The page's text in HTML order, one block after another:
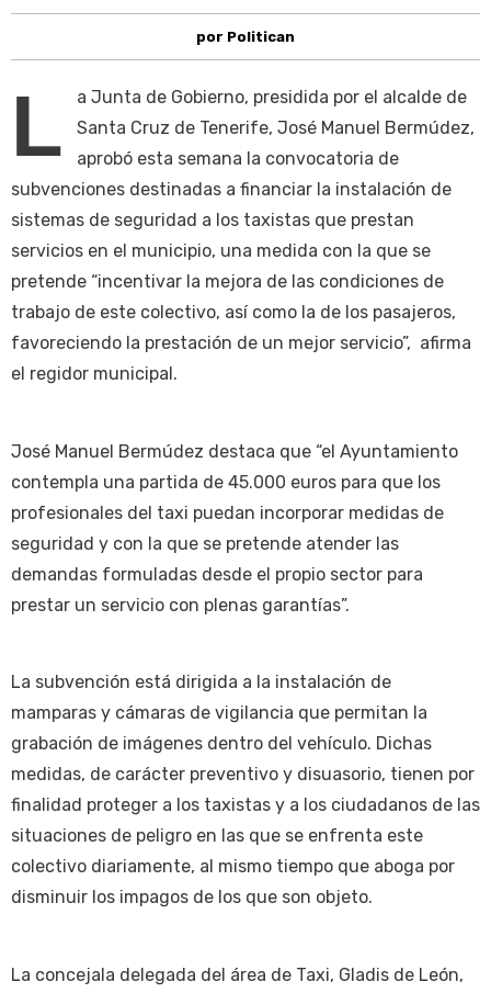
por Politican
L
a Junta de Gobierno, presidida por el alcalde de
Santa Cruz de Tenerife, José Manuel Bermúdez,
aprobó esta semana la convocatoria de
subvenciones destinadas a financiar la instalación de
sistemas de seguridad a los taxistas que prestan
servicios en el municipio, una medida con la que se
pretende “incentivar la mejora de las condiciones de
trabajo de este colectivo, así como la de los pasajeros,
favoreciendo la prestación de un mejor servicio”, afirma
el regidor municipal.
José Manuel Bermúdez destaca que “el Ayuntamiento
contempla una partida de 45.000 euros para que los
profesionales del taxi puedan incorporar medidas de
seguridad y con la que se pretende atender las
demandas formuladas desde el propio sector para
prestar un servicio con plenas garantías”.
La subvención está dirigida a la instalación de
mamparas y cámaras de vigilancia que permitan la
grabación de imágenes dentro del vehículo. Dichas
medidas, de carácter preventivo y disuasorio, tienen por
finalidad proteger a los taxistas y a los ciudadanos de las
situaciones de peligro en las que se enfrenta este
colectivo diariamente, al mismo tiempo que aboga por
disminuir los impagos de los que son objeto.
La concejala delegada del área de Taxi, Gladis de León,